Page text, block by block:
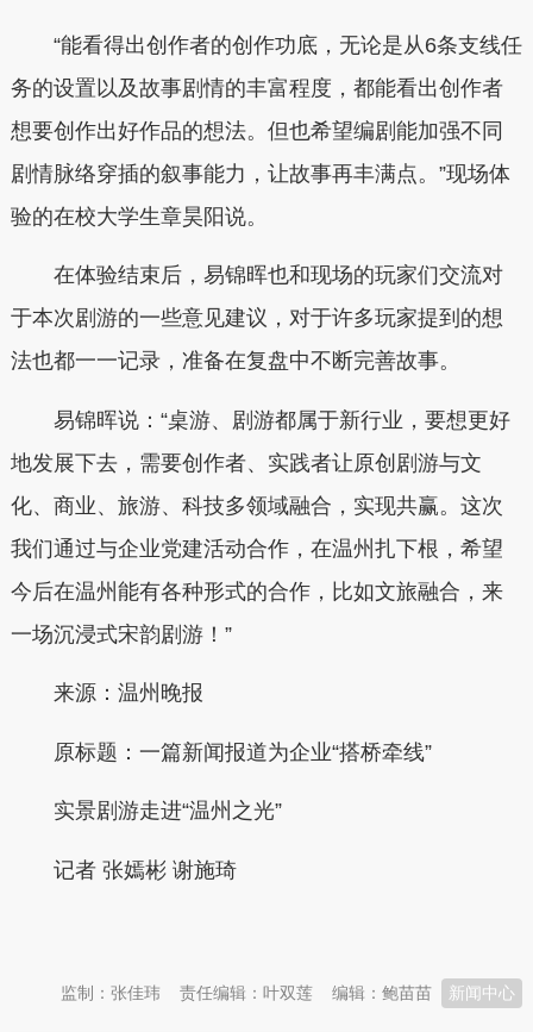
“能看得出创作者的创作功底，无论是从6条支线任
务的设置以及故事剧情的丰富程度，都能看出创作者
想要创作出好作品的想法。但也希望编剧能加强不同
剧情脉络穿插的叙事能力，让故事再丰满点。”现场体
验的在校大学生章昊阳说。
在体验结束后，易锦晖也和现场的玩家们交流对
于本次剧游的一些意见建议，对于许多玩家提到的想
法也都一一记录，准备在复盘中不断完善故事。
易锦晖说：“桌游、剧游都属于新行业，要想更好
地发展下去，需要创作者、实践者让原创剧游与文
化、商业、旅游、科技多领域融合，实现共赢。这次
我们通过与企业党建活动合作，在温州扎下根，希望
今后在温州能有各种形式的合作，比如文旅融合，来
一场沉浸式宋韵剧游！”
来源：温州晚报
原标题：一篇新闻报道为企业“搭桥牵线”
实景剧游走进“温州之光”
记者 张嫣彬 谢施琦
新闻中心
编辑：鲍苗苗
责任编辑：叶双莲
监制：张佳玮